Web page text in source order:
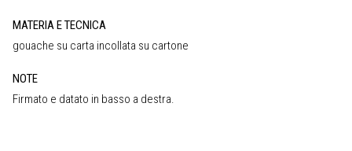
MATERIA E TECNICA
gouache su carta incollata su cartone
NOTE
Firmato e datato in basso a destra.